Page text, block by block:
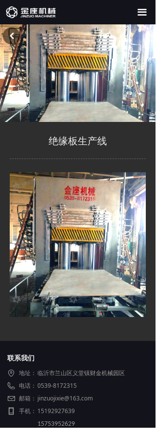
끀
绝缘板生产线
낒
联系我们
地址： 临沂市兰山区义堂镇财金机械园区
电话： 0539-8172315
邮箱： jinzuojixie@163.com
手机： 15192927639
15753952629